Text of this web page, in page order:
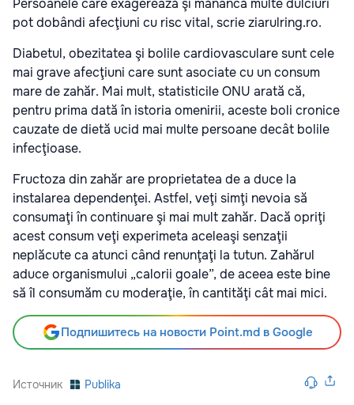
pot dobândi afecţiuni cu risc vital, scrieziarulring.ro.
Diabetul, obezitatea şi bolile cardiovasculare sunt cele
mai grave afecţiuni care sunt asociate cu un consum
mare de zahăr. Mai mult, statisticile ONU arată că,
pentru prima dată în istoria omenirii, aceste boli cronice
cauzate de dietă ucid mai multe persoane decât bolile
infecţioase.
Fructoza din zahăr are proprietatea de a duce la
instalarea dependenţei. Astfel, veţi simţi nevoia să
consumaţi în continuare şi mai mult zahăr. Dacă opriţi
acest consum veţi experimeta aceleaşi senzaţii
neplăcute ca atunci când renunţaţi la tutun. Zahărul
aduce organismului „calorii goale”, de aceea este bine
să îl consumăm cu moderaţie, în cantităţi cât mai mici.
Подпишитесь на новости Point.md в Google
Источник Publika